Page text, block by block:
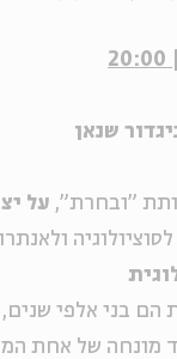
שנאן
"ובחרת", על
לסוציולוגיה
בני אלפי שנים,
מונחה של אחת